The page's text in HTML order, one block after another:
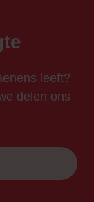
leeft?
delen ons